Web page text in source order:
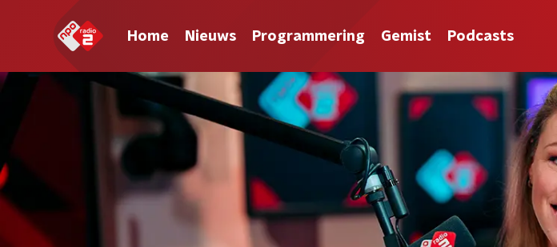
Home Nieuws Programmering Gemist Podcasts